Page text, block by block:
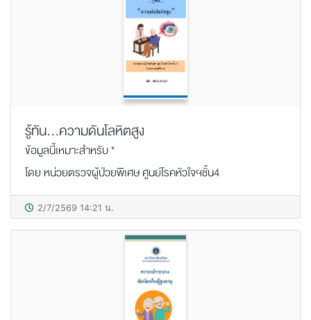
รู้ทัน...ความดันโลหิตสูง
ข้อมูลนี้เหมาะสำหรับ *
โดย หน่วยตรวจผู้ป่วยพิเศษ ศูนย์โรคหัวใจฯชั้น4
2/7/2569 14:21 น.